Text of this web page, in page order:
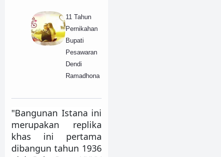
11 Tahun
Pernikahan
Bupati
Pesawaran
Dendi
Ramadhona
"Bangunan Istana ini
merupakan replika
khas ini pertama
dibangun tahun 1936